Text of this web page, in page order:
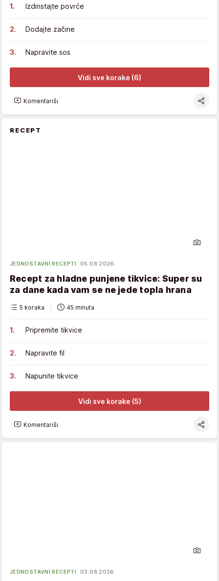
Izdinstajte povrće
Dodajte začine
Napravite sos
Vidi sve korake (6)
Komentariši
RECEPT
JEDNOSTAVNI RECEPTI 05.08.2026.
Recept za hladne punjene tikvice: Super su
za dane kada vam se ne jede topla hrana
5 koraka 45 minuta
Pripremite tikvice
Napravite fil
Napunite tikvice
Vidi sve korake (5)
Komentariši
JEDNOSTAVNI RECEPTI 03.08.2026.